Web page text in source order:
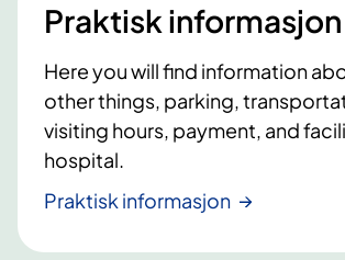
d
e
s
i
d
e
d
e
Praktisk informasjon
Here you will find information
other things, parking,
visiting hours, payment, and
hospital.
Praktisk informasjon